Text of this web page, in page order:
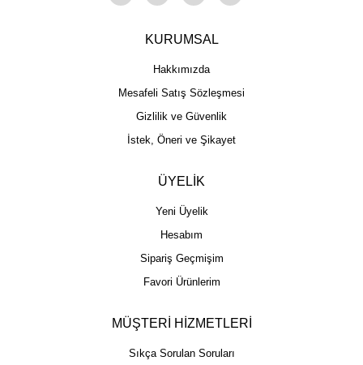
KURUMSAL
Hakkımızda
Mesafeli Satış Sözleşmesi
Gizlilik ve Güvenlik
İstek, Öneri ve Şikayet
ÜYELİK
Yeni Üyelik
Hesabım
Sipariş Geçmişim
Favori Ürünlerim
MÜŞTERİ HİZMETLERİ
Sıkça Sorulan Soruları